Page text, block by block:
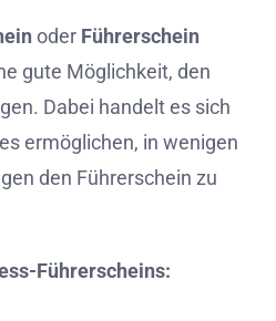
oder Führerschein
gute Möglichkeit, den
Dabei handelt es sich
ermöglichen, in wenigen
den Führerschein zu
Führerscheins: